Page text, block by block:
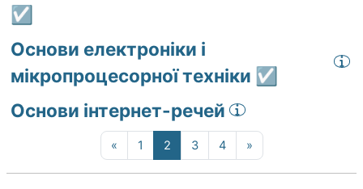
☑️
Основи електроніки і
мікропроцесорної техніки ☑️
Основи інтернет-речей
«Попередня сторінка
1 Сторінка 1
2Сторінка 2
3Сторінка 3
4Сторінка 4
»Наступна сторінка